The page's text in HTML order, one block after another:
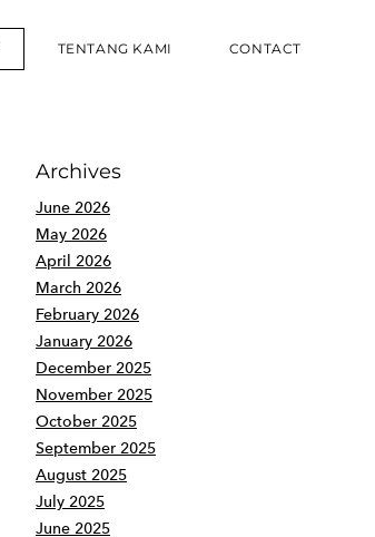
TENTANG KAMI CONTACT
Archives
June 2026
May 2026
April 2026
March 2026
February 2026
January 2026
December 2025
November 2025
October 2025
September 2025
August 2025
July 2025
June 2025